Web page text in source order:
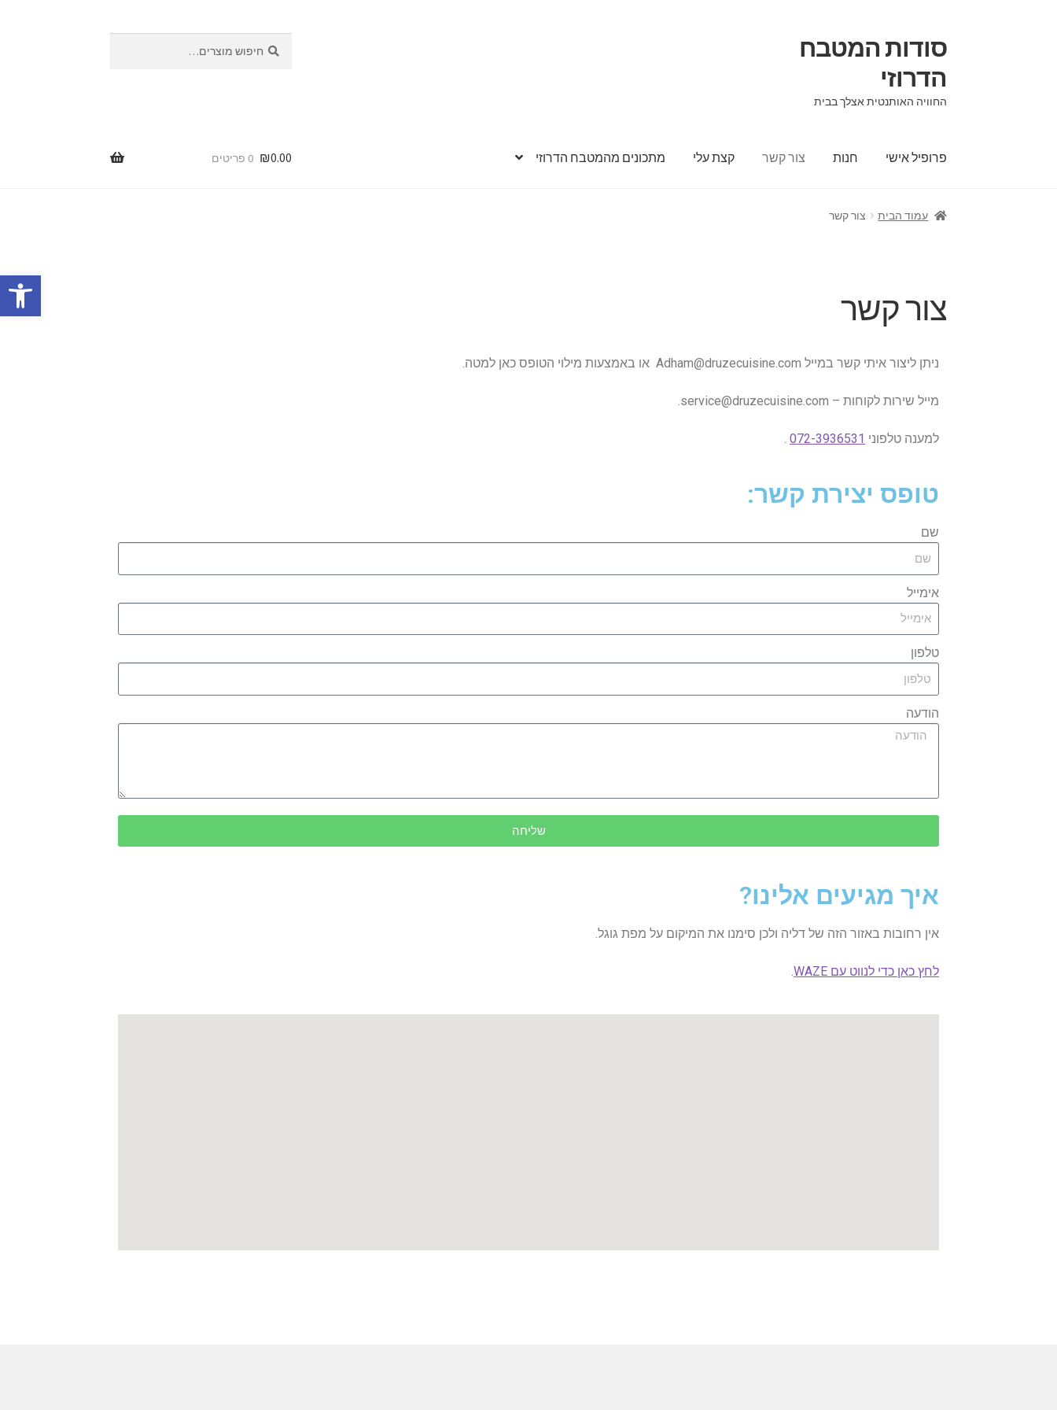
פתח סרגל נגישות
סודות המטבח
הדרוזי
החוויה האותנטית אצלך בבית
פרופיל אישי חנות צור קשר קצת עלי מתכונים מהמטבח הדרוזי ₪0.00 0 פריטים
עמוד הבית צור קשר
צור קשר
ניתן ליצור איתי קשר במייל Adham@druzecuisine.com או באמצעות מילוי הטופס כאן למטה.
מייל שירות לקוחות – service@druzecuisine.com.
למענה טלפוני 072-3936531
טופס יצירת קשר:
שם
אימייל
טלפון
הודעה
שליחה
איך מגיעים אלינו?
אין רחובות באזור הזה של דליה ולכן סימנו את המיקום על מפת גוגל.
לחץ כאן כדי לנווט עם WAZE